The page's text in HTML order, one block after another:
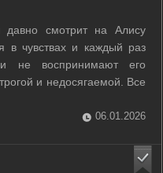
давно смотрит на Алису
в чувствах и каждый раз
не воспринимают его
и недосягаемой. Все
узнает ее секрет и
события. Вскоре он
06.01.2026